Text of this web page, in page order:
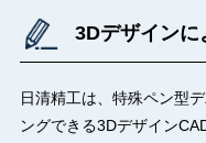
3Dデザインに
日清精工は、特殊ペン型
ングできる3Dデザイン